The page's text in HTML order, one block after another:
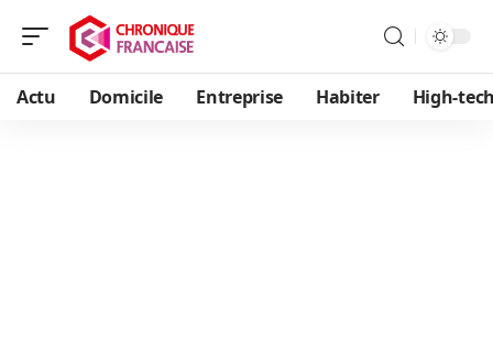
Actu Domicile Entreprise Habiter High-